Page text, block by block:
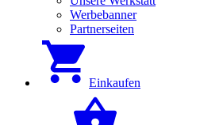
Werbebanner
Partnerseiten
Einkaufen